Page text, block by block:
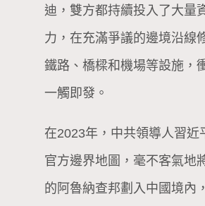
迪，雙方都持續投入了大量
力，在充滿爭議的邊境沿線
鐵路、橋樑和機場等設施，
一觸即發。
在2023年，中共領導人習近
官方邊界地圖，毫不客氣地
的阿魯納查邦劃入中國境內